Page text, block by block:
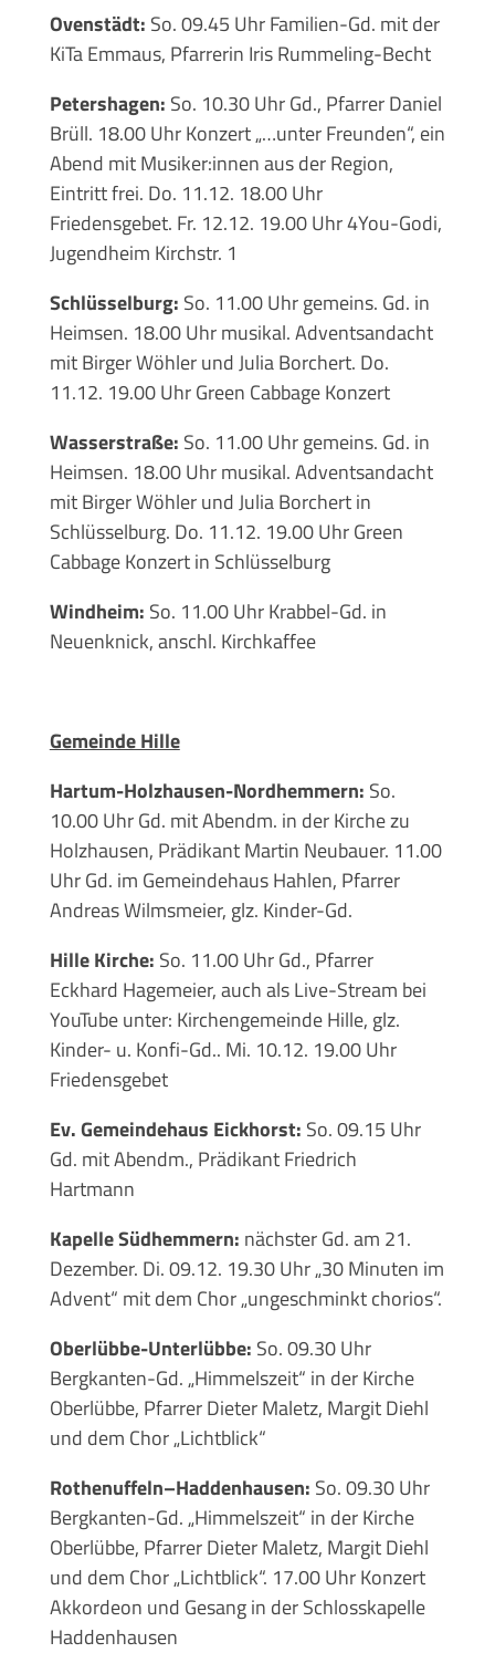
Ovenstädt: So. 09.45 Uhr Familien-Gd. mit der
KiTa Emmaus, Pfarrerin Iris Rummeling-Becht
Petershagen: So. 10.30 Uhr Gd., Pfarrer Daniel
Brüll. 18.00 Uhr Konzert „…unter Freunden“, ein
Abend mit Musiker:innen aus der Region,
Eintritt frei. Do. 11.12. 18.00 Uhr
Friedensgebet. Fr. 12.12. 19.00 Uhr 4You-Godi,
Jugendheim Kirchstr. 1
Schlüsselburg: So. 11.00 Uhr gemeins. Gd. in
Heimsen. 18.00 Uhr musikal. Adventsandacht
mit Birger Wöhler und Julia Borchert. Do.
11.12. 19.00 Uhr Green Cabbage Konzert
Wasserstraße: So. 11.00 Uhr gemeins. Gd. in
Heimsen. 18.00 Uhr musikal. Adventsandacht
mit Birger Wöhler und Julia Borchert in
Schlüsselburg. Do. 11.12. 19.00 Uhr Green
Cabbage Konzert in Schlüsselburg
Windheim: So. 11.00 Uhr Krabbel-Gd. in
Neuenknick, anschl. Kirchkaffee
Gemeinde Hille
Hartum-Holzhausen-Nordhemmern: So.
10.00 Uhr Gd. mit Abendm. in der Kirche zu
Holzhausen, Prädikant Martin Neubauer. 11.00
Uhr Gd. im Gemeindehaus Hahlen, Pfarrer
Andreas Wilmsmeier, glz. Kinder-Gd.
Hille Kirche: So. 11.00 Uhr Gd., Pfarrer
Eckhard Hagemeier, auch als Live-Stream bei
YouTube unter: Kirchengemeinde Hille, glz.
Kinder- u. Konfi-Gd.. Mi. 10.12. 19.00 Uhr
Friedensgebet
Ev. Gemeindehaus Eickhorst: So. 09.15 Uhr
Gd. mit Abendm., Prädikant Friedrich
Hartmann
Kapelle Südhemmern: nächster Gd. am 21.
Dezember. Di. 09.12. 19.30 Uhr „30 Minuten im
Advent“ mit dem Chor „ungeschminkt chorios“.
Oberlübbe-Unterlübbe: So. 09.30 Uhr
Bergkanten-Gd. „Himmelszeit“ in der Kirche
Oberlübbe, Pfarrer Dieter Maletz, Margit Diehl
und dem Chor „Lichtblick“
Rothenuffeln–Haddenhausen: So. 09.30 Uhr
Bergkanten-Gd. „Himmelszeit“ in der Kirche
Oberlübbe, Pfarrer Dieter Maletz, Margit Diehl
und dem Chor „Lichtblick“. 17.00 Uhr Konzert
Akkordeon und Gesang in der Schlosskapelle
Haddenhausen